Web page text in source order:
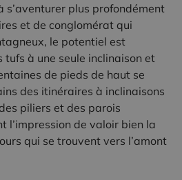
s’aventurer plus profondément
et de conglomérat qui
le potentiel est
à une seule inclinaison et
de pieds de haut se
des itinéraires à inclinaisons
piliers et des parois
l’impression de valoir bien la
qui se trouvent vers l’amont